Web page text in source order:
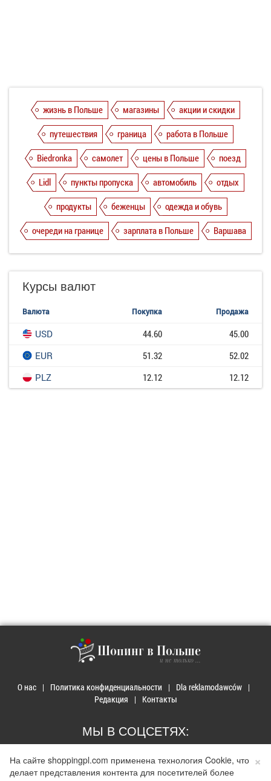
жизнь в Польше магазины
акции и скидки
путешествия
граница
работа в Польше
Biedronka
самолет цены в Польше
поезд
Lidl
пункты пропуска автомобиль
отдых
продукты
беженцы
одежда и обувь
очереди на границе
зарплата в Польше Варшава
Курсы валют
Валюта Покупка Продажа
USD 44.60
45.00
EUR
51.32
52.02
PLZ
12.12 12.12
Шопинг в Польше
и не только ...
О нас Политика конфиденциальности
Dla reklamodawców
Редакция
Контакты
МЫ В СОЦСЕТЯХ:
×
На сайте shoppingpl.com применена технология Cookie, что
делает представления контента для посетителей более